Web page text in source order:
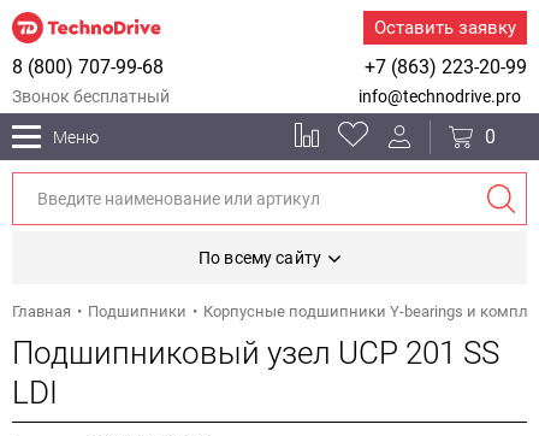
Оставить заявку
+7 (863) 223-20-99
8 (800) 707-99-68
Звонок бесплатный info@technodrive.pro
Меню 0
По всему сайту
Главная Подшипники Корпусные подшипники Y-bearings и
Подшипниковый узел UCP 201 SS
LDI